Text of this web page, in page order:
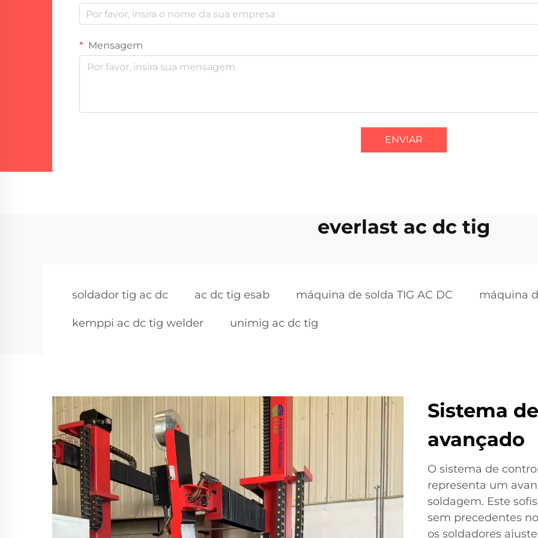
Mensagem
ENVIAR
everlast ac dc tig
soldador tig ac dc ac dc tig esab máquina de solda TIG AC DC máquina
kemppi ac dc tig welder unimig ac dc tig
Sistema
avançado
O sistema de
representa um
soldagem. Este
sem precedentes
os soldadores